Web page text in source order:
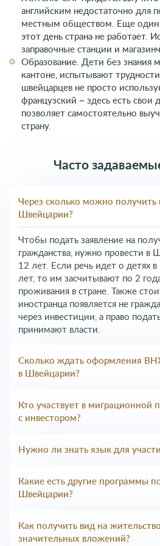
английским недостаточно для
местным обществом. Еще один
этот день страна не работает.
заправочные станции и
Образование. Дети без знания
кантоне, испытывают
швейцарцев не просто
французский – здесь есть свои
позволяет самостоятельно
страну.
Часто
Через сколько можно получить
Швейцарии?
Чтобы подать заявление на
гражданства, нужно провести в
12 лет. Если речь идет о детях
лет, то им засчитывают по 2
проживания в стране. Также
иностранца появляется не
через инвестиции, а право
принимают власти.
Сколько ждать оформления
в Швейцарии?
Кто участвует в миграционной
с инвестором?
дает членам семьи никаких
распространяются те же
Нужно ли знать язык для
кантона язык знать не
придется выучить, если через
подать документы на
Какие есть другие программы
Швейцарии?
Швейцарии:
L – краткосрочное
Как получить вид на
значительных вложений?